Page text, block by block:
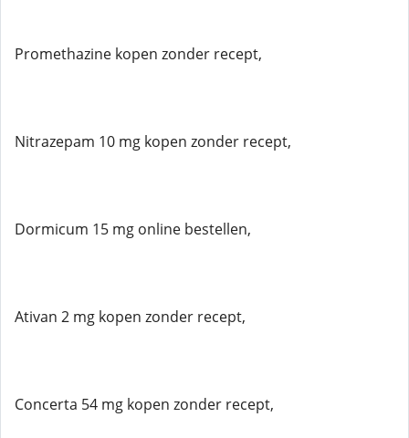
Promethazine kopen zonder recept,
Nitrazepam 10 mg kopen zonder recept,
Dormicum 15 mg online bestellen,
Ativan 2 mg kopen zonder recept,
Concerta 54 mg kopen zonder recept,